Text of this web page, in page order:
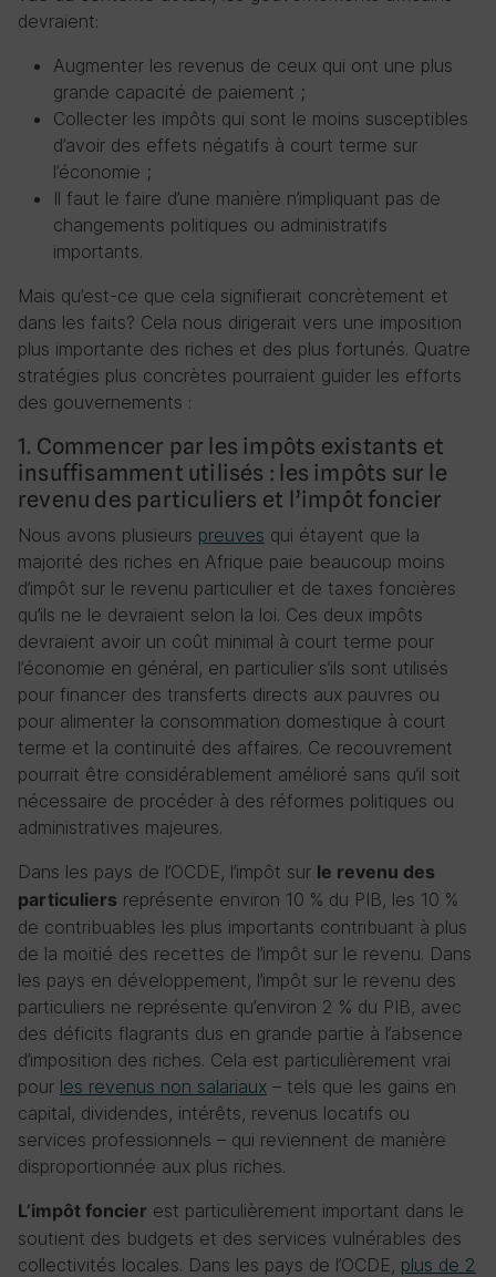
devraient:
Augmenter les revenus de ceux qui ont une plus
grande capacité de paiement ;
Collecter les impôts qui sont le moins susceptibles
d’avoir des effets négatifs à court terme sur
l’économie ;
Il faut le faire d’une manière n’impliquant pas de
changements politiques ou administratifs
importants.
Mais qu’est-ce que cela signifierait concrètement et
dans les faits? Cela nous dirigerait vers une imposition
plus importante des riches et des plus fortunés. Quatre
stratégies plus concrètes pourraient guider les efforts
des gouvernements :
1. Commencer par les impôts existants et
insuffisamment utilisés : les impôts sur le
revenu des particuliers et l’impôt foncier
Nous avons plusieurs preuves qui étayent que la
majorité des riches en Afrique paie beaucoup moins
d’impôt sur le revenu particulier et de taxes foncières
qu’ils ne le devraient selon la loi. Ces deux impôts
devraient avoir un coût minimal à court terme pour
l’économie en général, en particulier s’ils sont utilisés
pour financer des transferts directs aux pauvres ou
pour alimenter la consommation domestique à court
terme et la continuité des affaires. Ce recouvrement
pourrait être considérablement amélioré sans qu’il soit
nécessaire de procéder à des réformes politiques ou
administratives majeures.
Dans les pays de l’OCDE, l’impôt sur le revenu des
particuliers représente environ 10 % du PIB, les 10 %
de contribuables les plus importants contribuant à plus
de la moitié des recettes de l’impôt sur le revenu. Dans
les pays en développement, l’impôt sur le revenu des
particuliers ne représente qu’environ 2 % du PIB, avec
des déficits flagrants dus en grande partie à l’absence
d’imposition des riches. Cela est particulièrement vrai
pour les revenus non salariaux – tels que les gains en
capital, dividendes, intérêts, revenus locatifs ou
services professionnels – qui reviennent de manière
disproportionnée aux plus riches.
L’impôt foncier est particulièrement important dans le
soutient des budgets et des services vulnérables des
collectivités locales. Dans les pays de l’OCDE, plus de 2